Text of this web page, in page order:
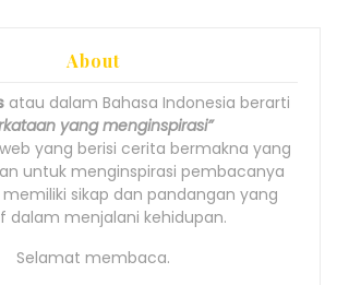
About
atau dalam Bahasa Indonesia berarti
yang menginspirasi”
yang berisi cerita bermakna yang
untuk menginspirasi pembacanya
sikap dan pandangan yang
dalam menjalani kehidupan.
Selamat membaca.